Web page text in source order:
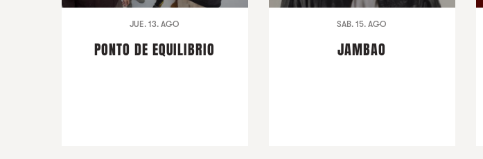
JUE. 13. AGO
PONTO DE EQUILIBRIO
SAB. 15. AGO
JAMBAO